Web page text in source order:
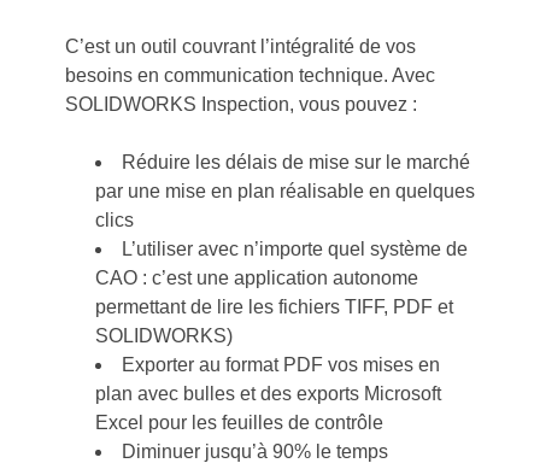
C’est un outil couvrant l’intégralité de vos
besoins en communication technique. Avec
SOLIDWORKS Inspection, vous pouvez :
Réduire les délais de mise sur le marché
par une mise en plan réalisable en quelques
clics
L’utiliser avec n’importe quel système de
CAO : c’est une application autonome
permettant de lire les fichiers TIFF, PDF et
SOLIDWORKS)
Exporter au format PDF vos mises en
plan avec bulles et des exports Microsoft
Excel pour les feuilles de contrôle
Diminuer jusqu’à 90% le temps